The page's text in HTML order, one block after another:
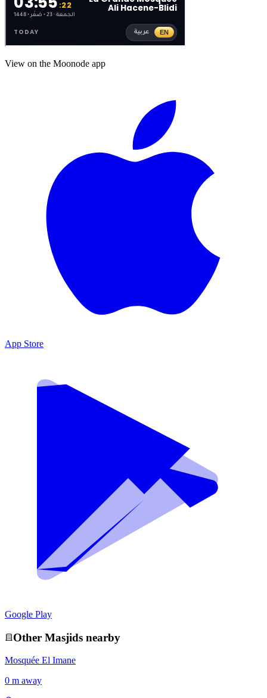
View on the Moonode app
App Store
Google Play
Other Masjids nearby
Mosquée El Imane
0 m away